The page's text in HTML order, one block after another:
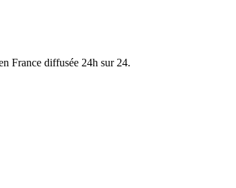
France diffusée 24h sur 24.